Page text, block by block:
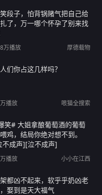
段子，怕背锅赌气把自己给
了，万一哪个怀孕了别来找
万播放 厚德载物
们你占这几样吗？
播放 哏猫全搜索
笑# 大姐拿酿葡萄酒的葡萄
鸡，结局你绝对想不到。
不成声][泣不成声]
播放 小小在江西
都凶不起来，软乎乎奶凶老
娶到是天大福气